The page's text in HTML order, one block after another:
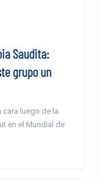
Saudita:
grupo un
cara luego de la
en el Mundial de